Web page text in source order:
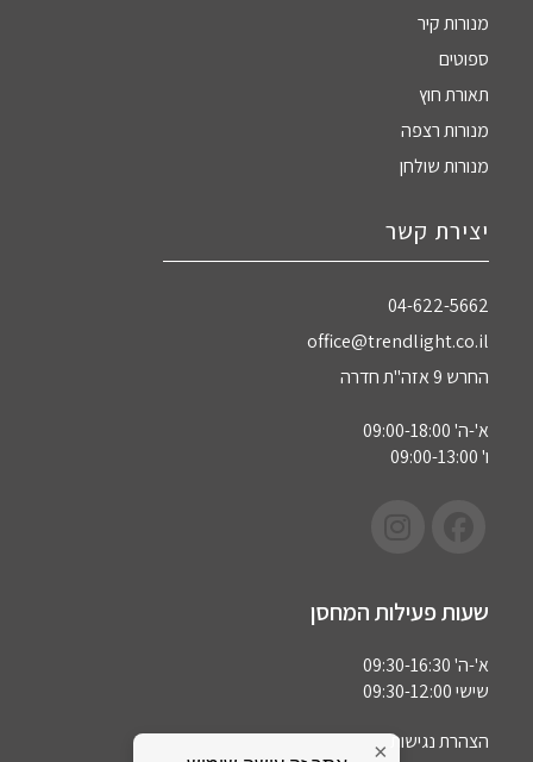
מנורות קיר
ספוטים
תאורת חוץ
מנורות רצפה
מנורות שולחן
יצירת קשר
04-622-5662‏
office@trendlight.co.il
החרש 9 אזה"ת חדרה
א'-ה' 09:00-18:00
ו' 09:00-13:00
שעות פעילות המחסן
א'-ה' 09:30-16:30
שישי 09:30-12:00
הצהרת נגישות×